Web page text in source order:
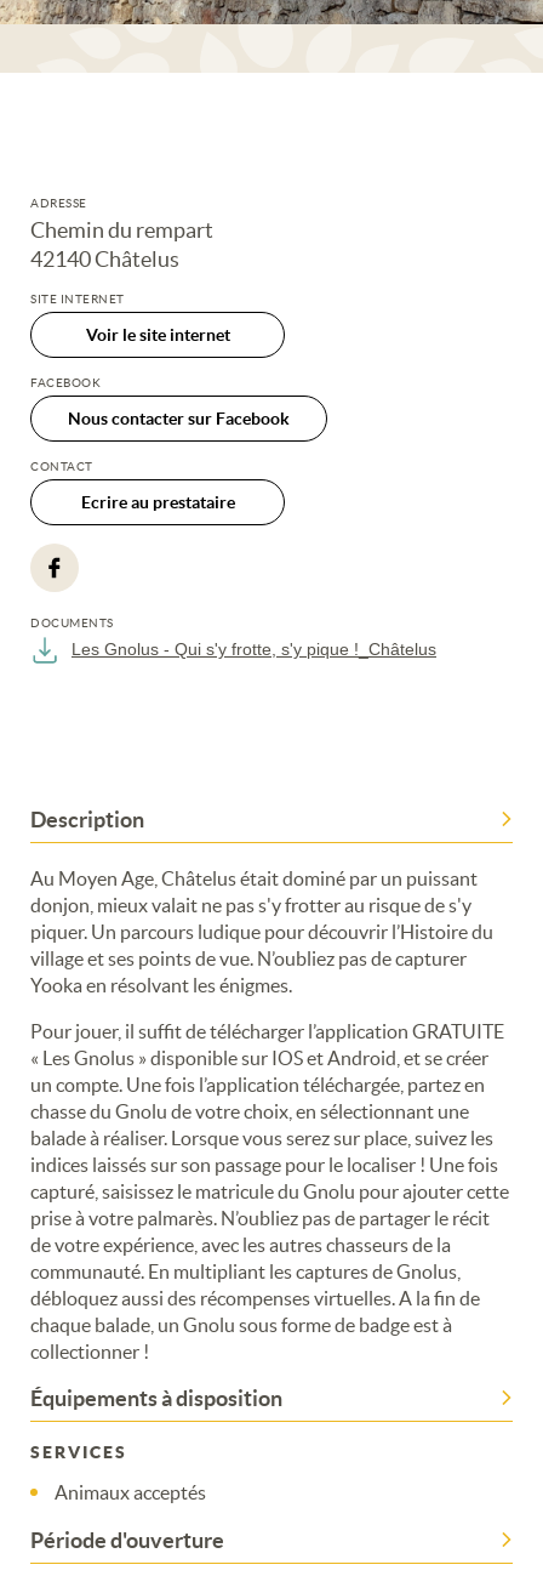
Description
Au Moyen Age, Châtelus était dominé par un puissant
donjon, mieux valait ne pas s'y frotter au risque de s'y
piquer. Un parcours ludique pour découvrir l’Histoire du
village et ses points de vue. N’oubliez pas de capturer
Yooka en résolvant les énigmes.
Pour jouer, il suffit de télécharger l’application GRATUITE
« Les Gnolus » disponible sur IOS et Android, et se créer
un compte. Une fois l’application téléchargée, partez en
chasse du Gnolu de votre choix, en sélectionnant une
balade à réaliser. Lorsque vous serez sur place, suivez les
indices laissés sur son passage pour le localiser ! Une fois
capturé, saisissez le matricule du Gnolu pour ajouter cette
prise à votre palmarès. N’oubliez pas de partager le récit
de votre expérience, avec les autres chasseurs de la
communauté. En multipliant les captures de Gnolus,
débloquez aussi des récompenses virtuelles. A la fin de
chaque balade, un Gnolu sous forme de badge est à
collectionner !
Équipements à disposition
SERVICES
Animaux acceptés
Période d'ouverture
ADRESSE
Chemin du rempart
42140 Châtelus
SITE INTERNET
Voir le site internet
FACEBOOK
Nous contacter sur Facebook
CONTACT
Ecrire au prestataire
DOCUMENTS
Les Gnolus - Qui s'y frotte, s'y pique !_Châtelus